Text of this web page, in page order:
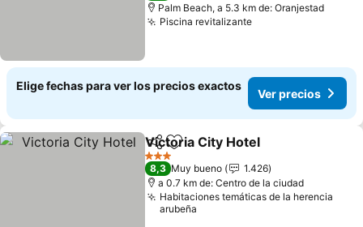
Palm Beach, a 5.3 km de: Oranjestad
Piscina revitalizanteVer precios
Elige fechas para ver los precios exactos
Ver precios
CompartirAgregar a favoritos
Victoria City Hotel
3 Estrellas
8,3 Muy bueno
1.426
a 0.7 km de: Centro de la ciudad
Habitaciones temáticas de la herencia
arubeña